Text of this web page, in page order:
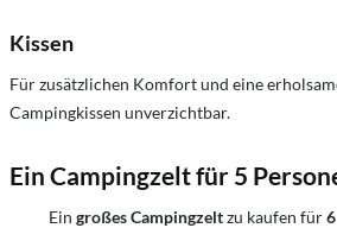
Kissen
Für zusätzlichen Komfort und eine
Campingkissen unverzichtbar.
Ein Campingzelt für 5
Ein großes Campingzeltzu kaufen für